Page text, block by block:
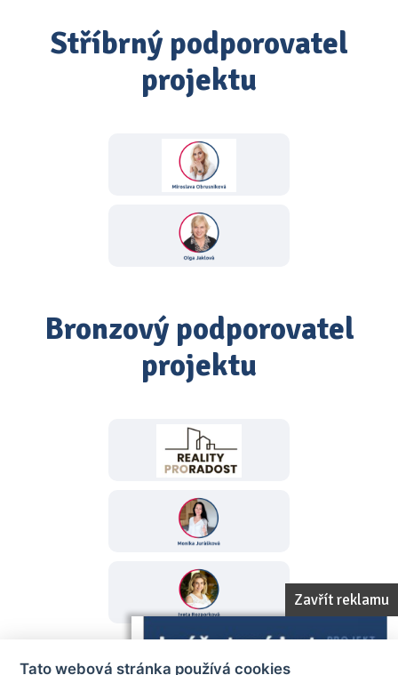
Zavřít reklamu
Stříbrný podporovatel
projektu
Bronzový podporovatel
projektu
Tato webová stránka používá cookies